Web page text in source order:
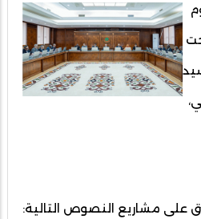
2026، تحت
مشاريع النصوص التالية: